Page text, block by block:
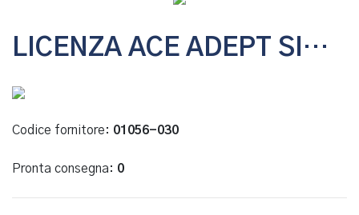
LICENZA ACE ADEPT SIGHT 3.0 VISION SOFTWARE
Codice fornitore: 01056-030
Pronta consegna: 0